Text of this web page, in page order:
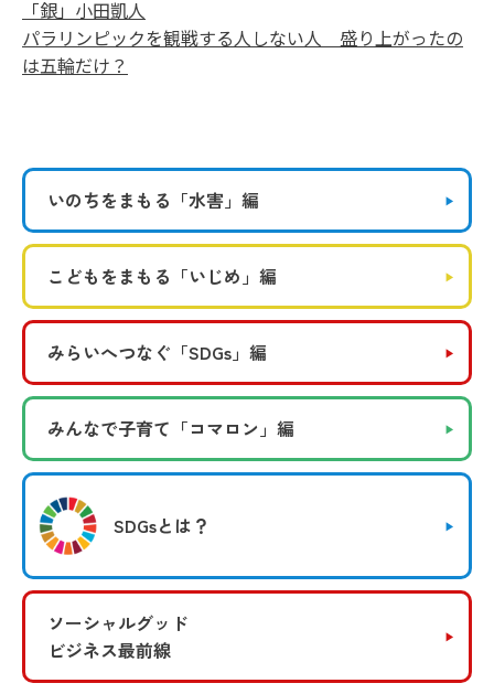
「銀」小田凱人
パラリンピックを観戦する人しない人 盛り上がったの
は五輪だけ？
いのちをまもる 「水害」編
こどもをまもる 「いじめ」編
みらいへつなぐ 「SDGs」編
みんなで子育て 「コマロン」編
SDGsとは？
ソーシャルグッド
ビジネス最前線